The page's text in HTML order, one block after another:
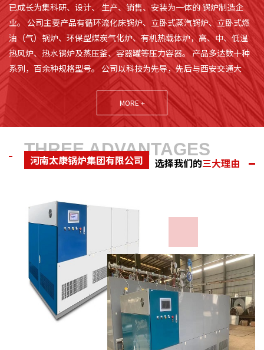
已成长为集科研、设计、 生产、销售、安装为一体的 锅炉制造企
业。 公司主要产品有循环流化床锅炉、立卧式蒸汽锅炉、立卧式燃
油（气）锅炉、环保型煤炭气化炉、有机热载体炉，高、中、低温
热风炉、热水锅炉及蒸压釜、容器罐等压力容器。 产品多达数十种
系列，百余种规格型号。 公司以科技为先导，先后与西安交通大
学、清华大学联姻，不断充实公司的技术实力，保持在国内同行业
中产品制造具有较高的创新能力和技术研发能力。本着诚实守信为
立足之根本，以 用户的需求为追求目标，公司多次荣获河南省诚信
守法企业、质量信得过企业、河南省重点保护企业、连续五年河南
省守合同重信用企业、国家农业部质量达标企业、机械部全国产品
质量检验合格 企业、河南省技术监督局锅炉协会会员、河南省环境
MORE +
THREE ADVANTAGES
河南太康锅炉集团有限公司 选择我们的三大理由